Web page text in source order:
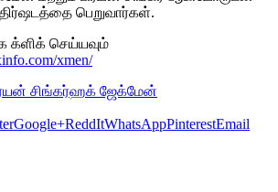
பெறுவார்கள்.
க்ளிக் செய்யவும்
xmen/
சிங்கர்ஹக் ஜேக்மேன்
Google+ReddItWhatsAppPinterestEmail